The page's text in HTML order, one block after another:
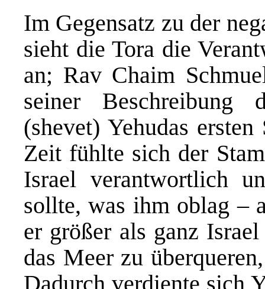
Im Gegensatz zu der
sieht die Tora die
an; Rav Chaim
seiner Beschreibung
(shevet) Yehudas
Zeit fühlte sich der
Israel verantwortlich
sollte, was ihm oblag –
er größer als ganz
das Meer zu
Dadurch verdiente sich